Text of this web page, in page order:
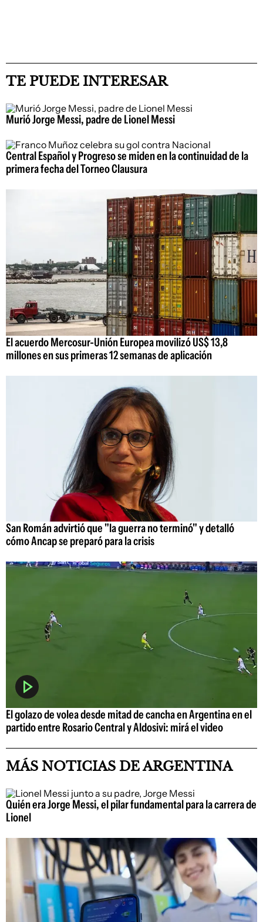
TE PUEDE INTERESAR
Murió Jorge Messi, padre de Lionel Messi
Central Español y Progreso se miden en la continuidad de la
primera fecha del Torneo Clausura
El acuerdo Mercosur-Unión Europea movilizó US$ 13,8
millones en sus primeras 12 semanas de aplicación
San Román advirtió que "la guerra no terminó" y detalló
cómo Ancap se preparó para la crisis
El golazo de volea desde mitad de cancha en Argentina en el
partido entre Rosario Central y Aldosivi: mirá el video
MÁS NOTICIAS DE ARGENTINA
Quién era Jorge Messi, el pilar fundamental para la carrera de
Lionel